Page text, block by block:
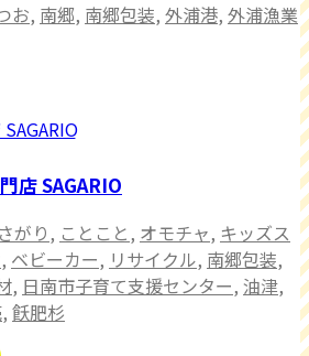
お, 南郷, 南郷包装, 外浦港, 外浦漁業
店 SAGARIO
がり , ことこと , オモチャ, キッズス
, ベビーカー, リサイクル, 南郷包装,
, 日南市子育て支援センター, 油津,
, 飫肥杉